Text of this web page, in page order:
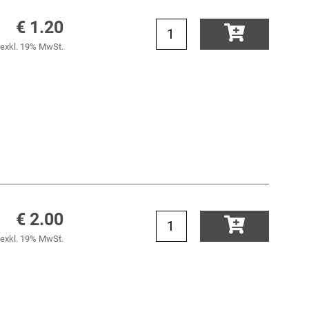
€ 1.20
exkl. 19% MwSt.
€ 2.00
exkl. 19% MwSt.